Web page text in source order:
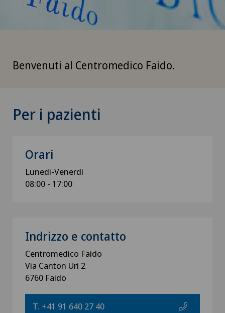
Benvenuti al Centromedico Faido.
Per i pazienti
Orari
Lunedi-Venerdi
08:00 - 17:00
Indrizzo e contatto
Centromedico Faido
Via Canton Uri 2
6760 Faido
T. +41 91 640 27 40